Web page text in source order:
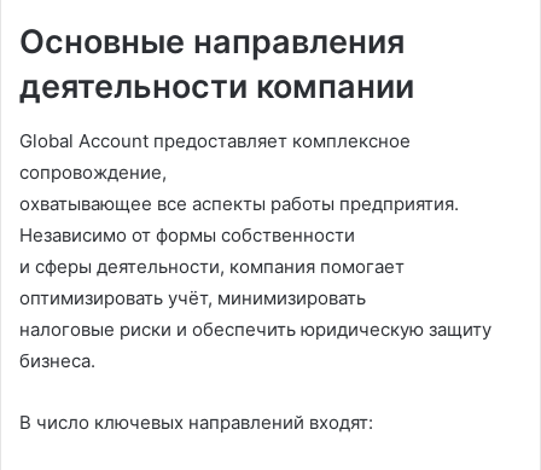
Основные направления
деятельности компании
Global Account предоставляет комплексное
сопровождение,
охватывающее все аспекты работы предприятия.
Независимо от формы собственности
и сферы деятельности, компания помогает
оптимизировать учёт, минимизировать
налоговые риски и обеспечить юридическую защиту
бизнеса.
В число ключевых направлений входят: